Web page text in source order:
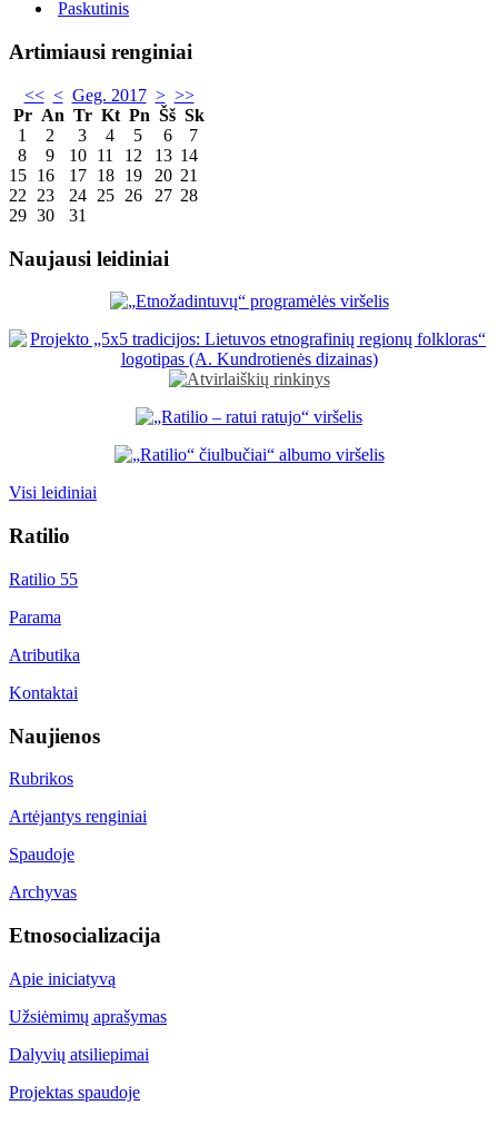
Paskutinis
Artimiausi renginiai
<< < Geg. 2017 > >>
Pr An Tr Kt Pn Šš Sk
1
2 3 4 5 6
7
8
9 10 11 12 13 14
15 16 17 18 19 20 21
22
23 24 25 26 27 28
29 30 31
Naujausi leidiniai
Visi leidiniai
Ratilio
Ratilio 55
Parama
Atributika
Kontaktai
Naujienos
Rubrikos
Artėjantys renginiai
Spaudoje
Archyvas
Etnosocializacija
Apie iniciatyvą
Užsiėmimų aprašymas
Dalyvių atsiliepimai
Projektas spaudoje